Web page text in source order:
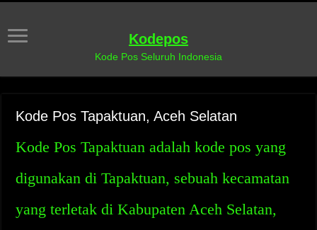
Kodepos
Kode Pos Seluruh Indonesia
Kode Pos Tapaktuan, Aceh Selatan
Kode Pos Tapaktuan adalah kode pos yang
digunakan di Tapaktuan, sebuah kecamatan
yang terletak di Kabupaten Aceh Selatan,